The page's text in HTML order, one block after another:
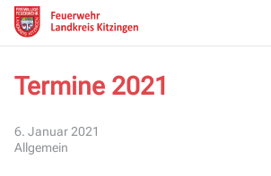
Termine 2021
6. Januar 2021
Allgemein